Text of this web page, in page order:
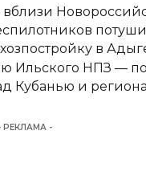
в
Ильского НПЗ —
Кубанью и
РЕКЛАМА -